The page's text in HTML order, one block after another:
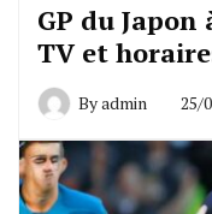
GP du
TV et
Byadmin 25/